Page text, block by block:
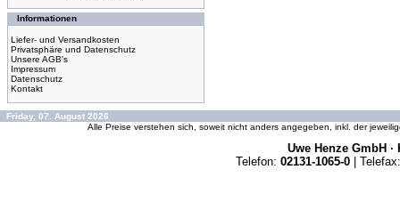
Informationen
Liefer- und Versandkosten
Privatsphäre und Datenschutz
Unsere AGB's
Impressum
Datenschutz
Kontakt
Friday, 07. August 2026
Alle Preise verstehen sich, soweit nicht anders angegeben, inkl. der
Uwe Henze GmbH ·
Telefon: 02131-1065-0 | Telefax: